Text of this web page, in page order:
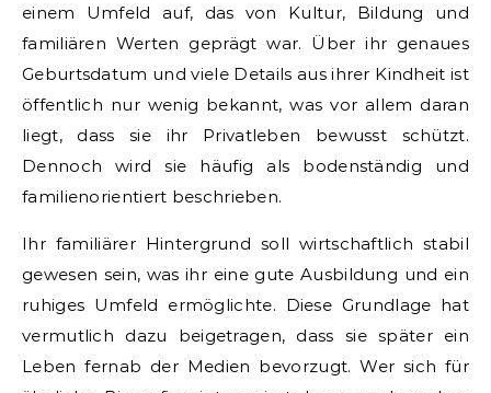
einem Umfeld auf, das von Kultur, Bildung und
familiären Werten geprägt war. Über ihr genaues
Geburtsdatum und viele Details aus ihrer Kindheit ist
öffentlich nur wenig bekannt, was vor allem daran
liegt, dass sie ihr Privatleben bewusst schützt.
Dennoch wird sie häufig als bodenständig und
familienorientiert beschrieben.
Ihr familiärer Hintergrund soll wirtschaftlich stabil
gewesen sein, was ihr eine gute Ausbildung und ein
ruhiges Umfeld ermöglichte. Diese Grundlage hat
vermutlich dazu beigetragen, dass sie später ein
Leben fernab der Medien bevorzugt. Wer sich für